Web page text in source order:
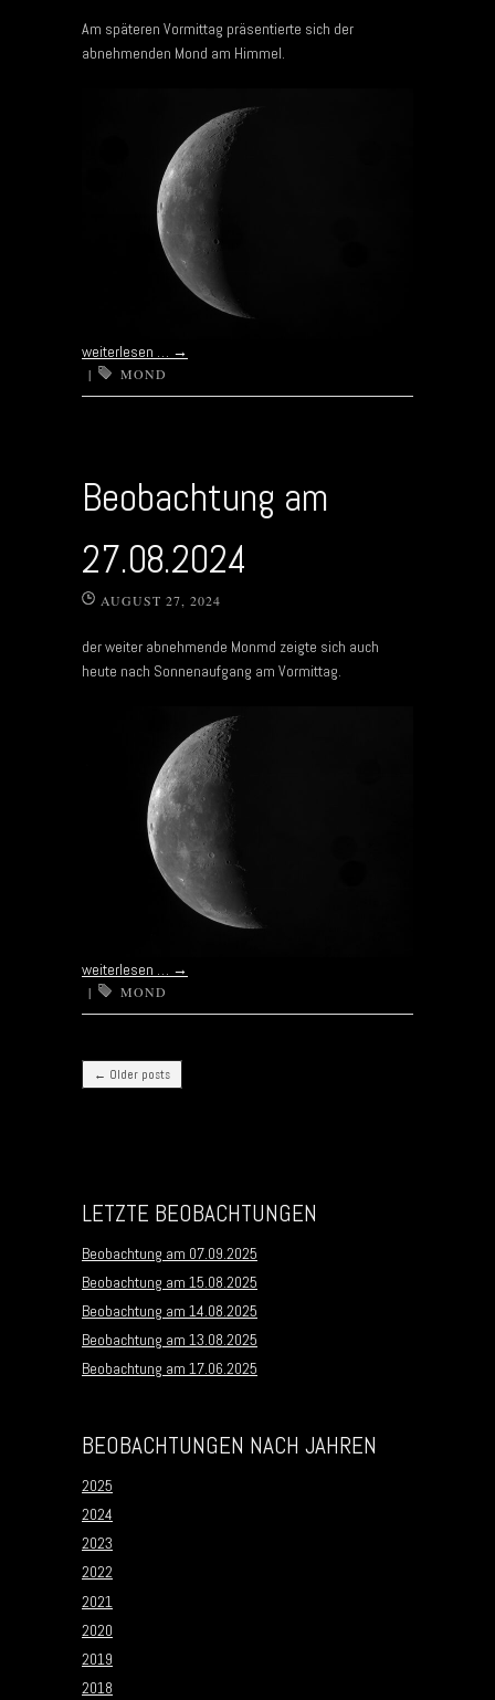
Am späteren Vormittag präsentierte sich der
abnehmenden Mond am Himmel.
weiterlesen … →
| MOND
Beobachtung am
27.08.2024
AUGUST 27, 2024
der weiter abnehmende Monmd zeigte sich auch
heute nach Sonnenaufgang am Vormittag.
weiterlesen … →
| MOND
Post navigation
← Older posts
LETZTE BEOBACHTUNGEN
Beobachtung am 07.09.2025
Beobachtung am 15.08.2025
Beobachtung am 14.08.2025
Beobachtung am 13.08.2025
Beobachtung am 17.06.2025
BEOBACHTUNGEN NACH JAHREN
2025
2024
2023
2022
2021
2020
2019
2018